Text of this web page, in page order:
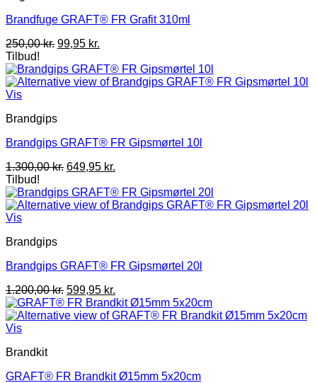
Brandfuge GRAFT® FR Grafit 310ml
250,00kr. Den
pris
var:
99,95 kr.
pris
er:
Tilbud!
Vis
Brandgips
Brandgips GRAFT® FR Gipsmørtel 10l
1.300,00kr. Den
pris
var:
649,95 kr.
pris
er:
Tilbud!
Vis
Brandgips
Brandgips GRAFT® FR Gipsmørtel 20l
1.200,00kr. Den
oprindelige
pris
599,95 kr.
aktuelle
pris
Vis
Brandkit
GRAFT® FR Brandkit Ø15mm 5x20cm